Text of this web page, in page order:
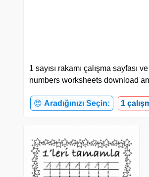
1 sayısı rakamı çalışma sayfası
numbers worksheets download
😍 Aradığınızı Seçin: 1